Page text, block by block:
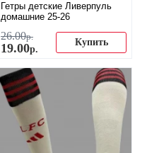
Гетры детские Ливерпуль
домашние 25-26
26.00р.
19.00р.
Купить